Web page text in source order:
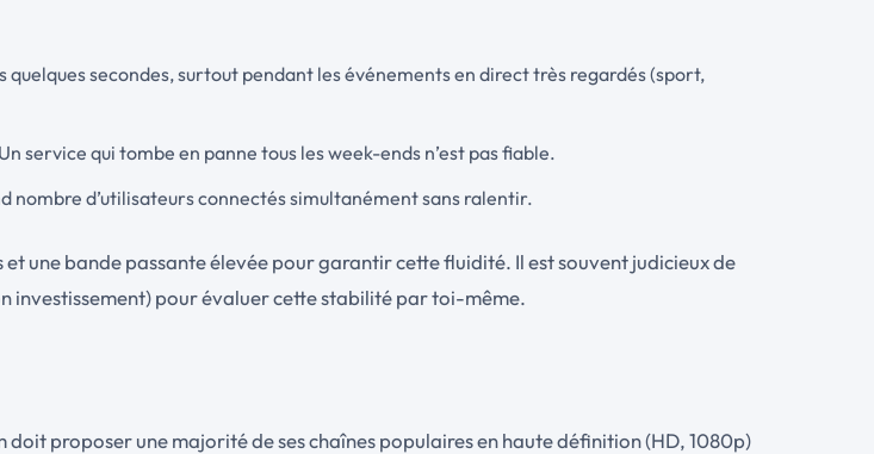
quelques secondes, surtout pendant les événements en direct très regardés (sport,
service qui tombe en panne tous les week-ends n’est pas fiable.
nombre d’utilisateurs connectés simultanément sans ralentir.
une bande passante élevée pour garantir cette fluidité. Il est souvent judicieux de
investissement) pour évaluer cette stabilité par toi-même.
doit proposer une majorité de ses chaînes populaires en haute définition (HD, 1080p)